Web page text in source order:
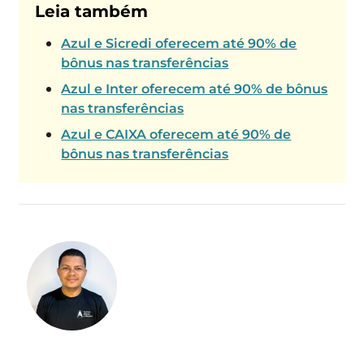
Leia também
Azul e Sicredi oferecem até 90% de
bônus nas transferências
Azul e Inter oferecem até 90% de bônus
nas transferências
Azul e CAIXA oferecem até 90% de
bônus nas transferências